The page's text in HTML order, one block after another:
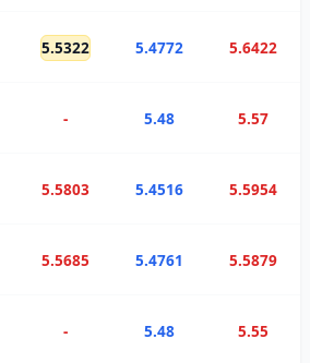
5.5322 5.4772 5.6422
- 5.48 5.57
5.5803 5.4516 5.5954
5.5685 5.4761 5.5879
- 5.48 5.55